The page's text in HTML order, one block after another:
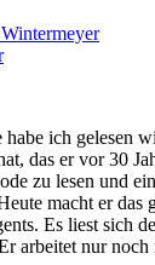
habe ich gelesen
das er vor 30
zu lesen und
macht er das
Es liest sich
arbeitet nur noch